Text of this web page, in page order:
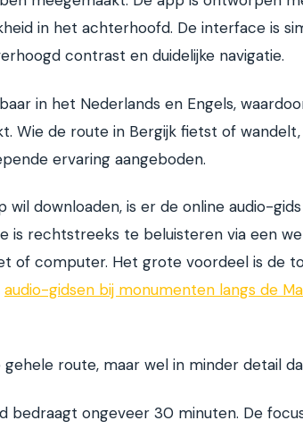
in het achterhoofd. De interface is
contrast en duidelijke navigatie.
in het Nederlands en Engels,
Wie de route in Bergijk fietst of
ervaring aangeboden.
wil downloaden, is er de online audio-
is rechtstreeks te beluisteren via een
of computer. Het grote voordeel is de
audio-gidsen bij monumenten langs de
gehele route, maar wel in minder detail
bedraagt ongeveer 30 minuten. De